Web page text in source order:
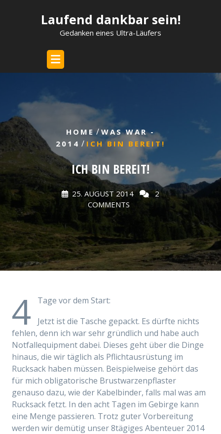
Laufend dankbar sein!
Gedanken eines Ultra-Läufers
HOME/WAS WAR -
2014 / ICH BIN BEREIT!
ICH BIN BEREIT!
25. AUGUST 2014
2
COMMENTS
4
Tage vor dem Start:
Jetzt ist die Tasche gepackt. Es dürfte nichts
fehlen, denn ich war sehr gründlich und habe auch
Notfallequipment dabei. Dieses geht über die Dinge
hinaus, die wir täglich als Pflichtausrüstung im
Rucksack haben müssen. Beispielweise gehört das
für mich obligatorische Brustwarzenpflaster
genauso dazu, wie der Kabelbinder, falls mal was am
Rucksack fetzt. In den acht Tagen im Gebirge kann
eine Menge passieren. Trotz guter Vorbereitung
werden wir demütig unser 8tägiges Abenteuer 2014